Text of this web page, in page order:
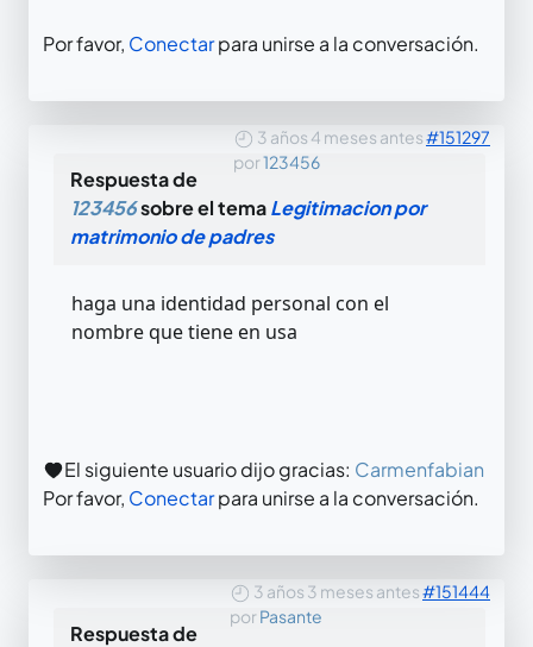
Por favor, Conectarpara unirse a la conversación.
3 años 4 meses antes#151297
por123456
Respuesta de
123456sobre el temaLegitimacion por
matrimonio de padres
haga una identidad personal con el
nombre que tiene en usa
El siguiente usuario dijo gracias: Carmenfabian
Por favor, Conectarpara unirse a la conversación.
3 años 3 meses antes#151444
porPasante
Respuesta de